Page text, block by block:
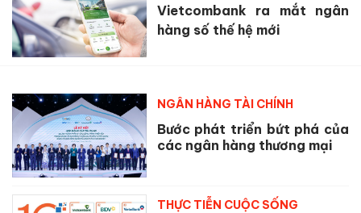
Vietcombank ra mắt ngân
hàng số thế hệ mới
NGÂN HÀNG TÀI CHÍNH
Bước phát triển bứt phá của
các ngân hàng thương mại
THỰC TIỄN CUỘC SỐNG